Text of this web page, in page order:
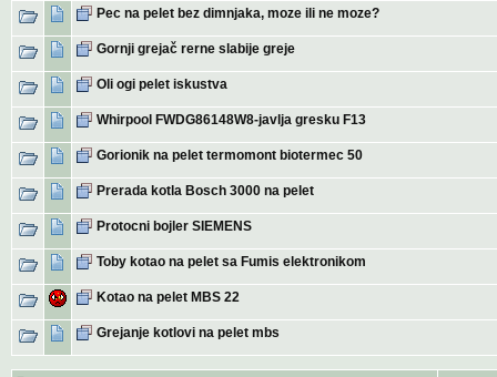
Pec na pelet bez dimnjaka, moze ili ne moze?
Gornji grejač rerne slabije greje
Oli ogi pelet iskustva
Whirpool FWDG86148W8-javlja gresku F13
Gorionik na pelet termomont biotermec 50
Prerada kotla Bosch 3000 na pelet
Protocni bojler SIEMENS
Toby kotao na pelet sa Fumis elektronikom
Kotao na pelet MBS 22
Grejanje kotlovi na pelet mbs